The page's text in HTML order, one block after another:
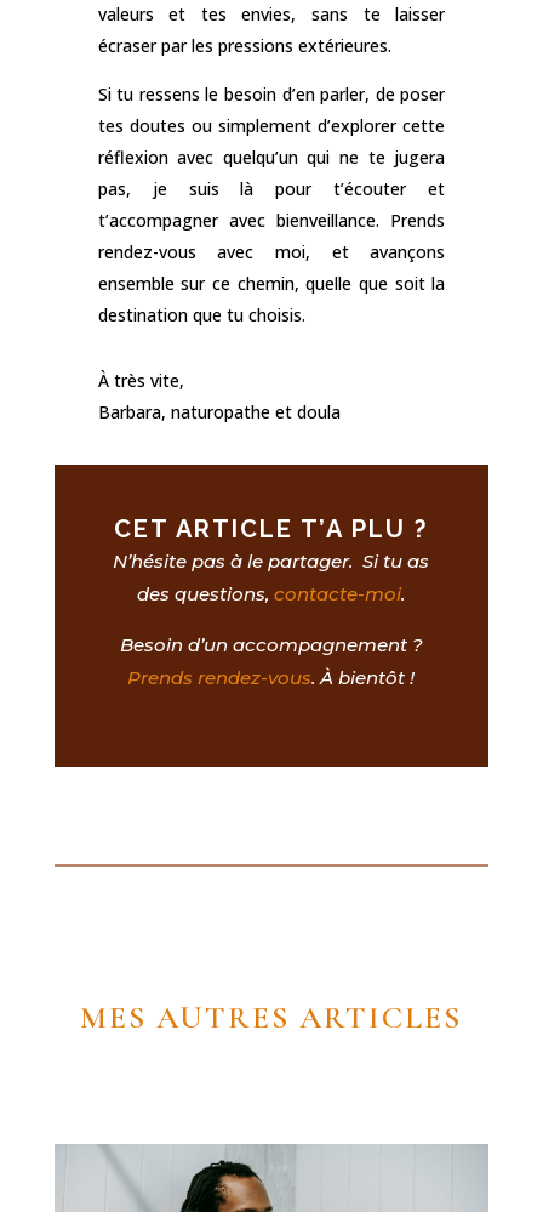
valeurs et tes envies, sans te laisser
écraser par les pressions extérieures.
Si tu ressens le besoin d’en parler, de poser
tes doutes ou simplement d’explorer cette
réflexion avec quelqu’un qui ne te jugera
pas, je suis là pour t’écouter et
t’accompagner avec bienveillance. Prends
rendez-vous avec moi, et avançons
ensemble sur ce chemin, quelle que soit la
destination que tu choisis.
À très vite,
Barbara, naturopathe et doula
CET ARTICLE T’A PLU ?
N’hésite pas à le partager. Si tu as
des questions,contacte-moi.
Besoin d’un accompagnement ?
Prends rendez-vous. À bientôt !
MES AUTRES ARTICLES